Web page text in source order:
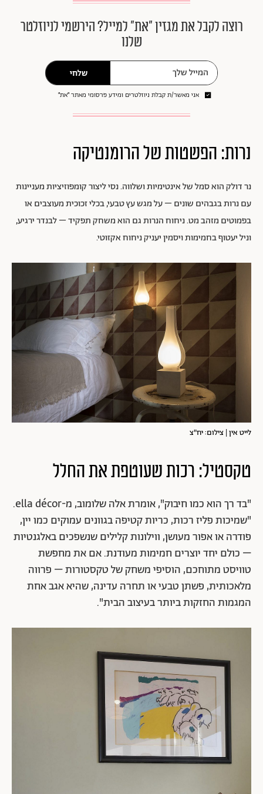
רוצה לקבל את מגזין ״את״ למייל? הירשמי לניוזלטר
שלנו
שלחי
אני מאשר/ת קבלת ניוזלטרים ומידע פרסומי מאתר ״את״
נרות: הפשטות של הרומנטיקה
נר דולק הוא סמל של אינטימיות ושלווה. נסי ליצור קומפוזיציות מעניינות
עם נרות בגבהים שונים – על מגש עץ טבעי, בכלי זכוכית מעוצבים או
בפמוטים מזהב מט. ניחוח הנרות גם הוא משחק תפקיד – לבנדר ירגיע,
וניל יעטוף בחמימות ויסמין יעניק ניחוחאקזוטי.
לייט אין | צילום: יח"צ
טקסטיל: רכות שעוטפת את החלל
"בד רך הוא כמו חיבוק", אומרת אלה שלומוב, מ-ella décor.
"שמיכות פליז רכות, כריות קטיפה בגוונים עמוקים כמו יין,
פודרה או אפור מעושן, ווילונות קלילים שנשפכים באלגנטיות
– כולם יחד יוצרים חמימות מעודנת. אם את מחפשת
טוויסט מתוחכם, הוסיפי משחק של טקסטורות – פרווה
מלאכותית, פשתן טבעי או תחרה עדינה, שהיא אגב אחת
המגמות החזקות ביותר בעיצוב הבית".